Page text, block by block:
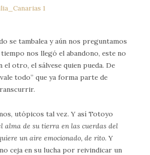
se tambalea y aún nos preguntamos
nos llegó el abandono, este no
el otro, el sálvese quien pueda. De
todo” que ya forma parte de
utópicos tal vez. Y así Totoyo
alma de su tierra en las cuerdas del
un aire emocionado, de rito. Y
ceja en su lucha por reivindicar un